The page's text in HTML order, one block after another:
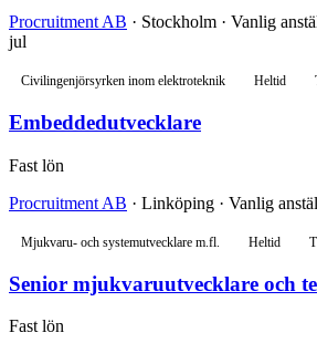
Procruitment AB · Stockholm · Vanlig
jul
Civilingenjörsyrken inom elektroteknik Heltid
Embeddedutvecklare
Fast lön
Procruitment AB · Linköping · Vanlig
Mjukvaru- och systemutvecklare m.fl. Heltid
Senior mjukvaruutvecklare och
Fast lön